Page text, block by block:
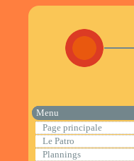
Menu
Page principale
Le Patro
Plannings